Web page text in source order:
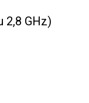
2,8 GHz)